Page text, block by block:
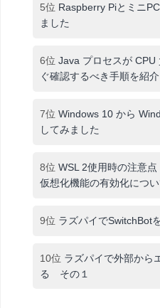
5位 Raspberry Piとミニ
ました
6位 Java プロセスが CPU
ぐ確認するべき手順を紹介
7位 Windows 10 から
してみました
8位 WSL 2使用時の注意
仮想化機能の有効化につい
9位 ラズパイでSwitchBot
10位 ラズパイで外部から
る その１